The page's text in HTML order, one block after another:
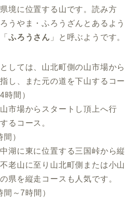
境に位置する山です。読み方
うやま・ふろうざんとあるよう
ふろうさん 」と呼ぶようです。
しては、山北町側の山市場から
し、また元の道を下山するコー
間）
市場からスタートし頂上へ行
るコース。
）
湖に東に位置する三国峠から縦
老山に至り山北町側または小山
県を縦走コースも人気です。
～7時間）